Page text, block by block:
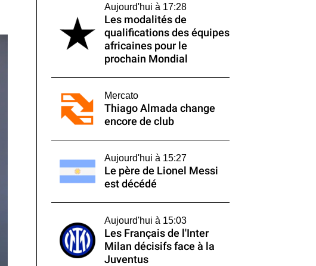
Aujourd'hui à 17:28
Les modalités de
qualifications des équipes
africaines pour le
prochain Mondial
Mercato
Thiago Almada change
encore de club
Aujourd'hui à 15:27
Le père de Lionel Messi
est décédé
Aujourd'hui à 15:03
Les Français de l'Inter
Milan décisifs face à la
Juventus